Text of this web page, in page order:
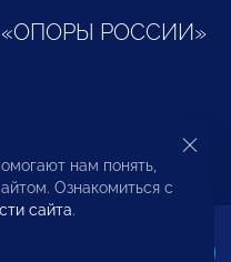
«ОПОРЫ РОССИИ»
и
нам понять,
Ознакомиться с
сайта.